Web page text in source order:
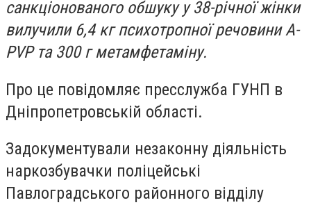
санкціонованого обшуку у 38-річної жінки
вилучили 6,4 кг психотропної речовини A-
PVP та 300 г метамфетаміну.
Про це повідомляє пресслужба ГУНП в
Дніпропетровській області.
Задокументували незаконну діяльність
наркозбувачки поліцейські
Павлоградського районного відділу